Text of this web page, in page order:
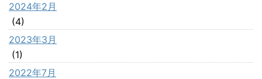
2024年2月
(4)
2023年3月
(1)
2022年7月